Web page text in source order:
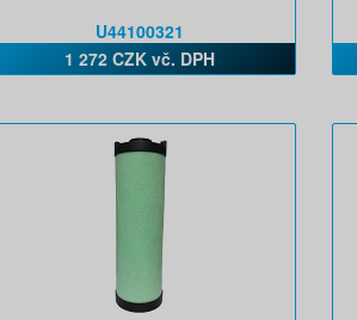
U44100321
1 272 CZK vč. DPH